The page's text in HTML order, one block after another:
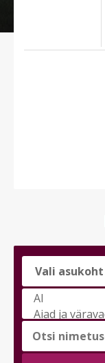
Vali
messi
teema